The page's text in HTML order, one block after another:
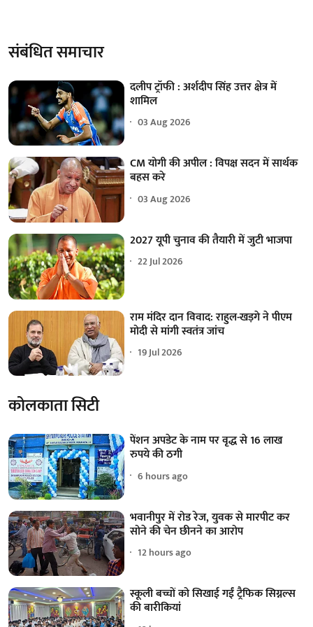
संबंधित समाचार
दलीप ट्रॉफी : अर्शदीप सिंह उत्तर क्षेत्र में
शामिल
03 Aug 2026
CM योगी की अपील : विपक्ष सदन में सार्थक
बहस करे
03 Aug 2026
2027 यूपी चुनाव की तैयारी में जुटी भाजपा
22 Jul 2026
राम मंदिर दान विवाद: राहुल-खड़गे ने पीएम
मोदी से मांगी स्वतंत्र जांच
19 Jul 2026
कोलकाता सिटी
पेंशन अपडेट के नाम पर वृद्ध से 16 लाख
रुपये की ठगी
6 hours ago
भवानीपुर में रोड रेज, युवक से मारपीट कर
सोने की चेन छीनने का आरोप
12 hours ago
स्कूली बच्चों को सिखाई गईं ट्रैफिक सिग्नल्स
की बारीकियां